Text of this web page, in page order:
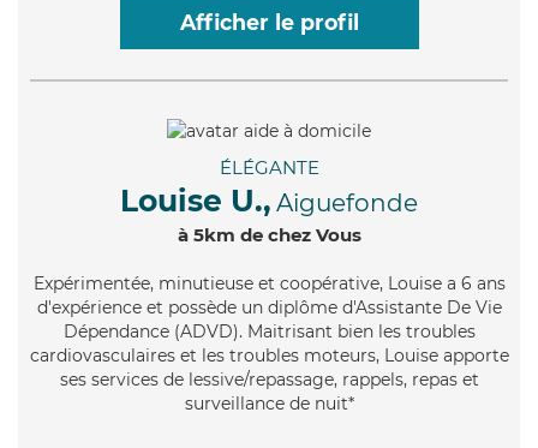
Afficher le profil
ÉLÉGANTE
Louise U., Aiguefonde
à 5km de chez Vous
Expérimentée, minutieuse et coopérative, Louise a 6 ans
d'expérience et possède un diplôme d'Assistante De Vie
Dépendance (ADVD). Maitrisant bien les troubles
cardiovasculaires et les troubles moteurs, Louise apporte
ses services de lessive/repassage, rappels, repas et
surveillance de nuit*